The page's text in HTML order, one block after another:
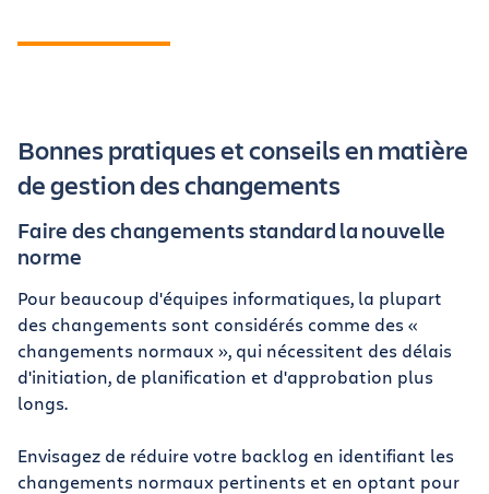
Bonnes pratiques et conseils en matière
de gestion des changements
Faire des changements standard la nouvelle
norme
Pour beaucoup d'équipes informatiques, la plupart
des changements sont considérés comme des «
changements normaux », qui nécessitent des délais
d'initiation, de planification et d'approbation plus
longs.
Envisagez de réduire votre backlog en identifiant les
changements normaux pertinents et en optant pour